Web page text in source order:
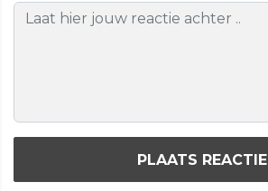
PLAATS REACTIE